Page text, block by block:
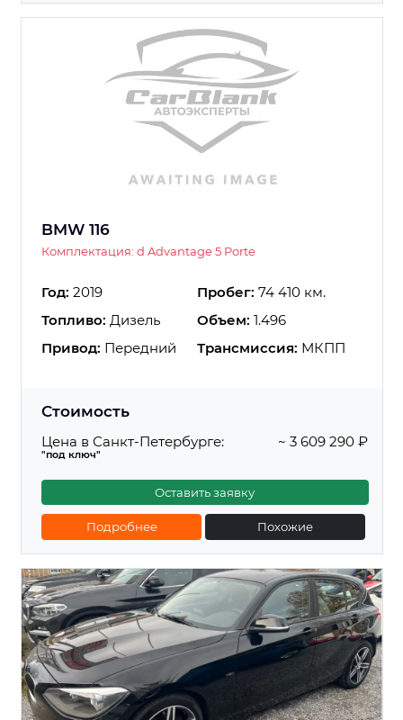
BMW 116
Комплектация: d Advantage 5 Porte
Год: 2019 Пробег: 74 410 км.
Топливо: Дизель Объем: 1.496
Привод: Передний Трансмиссия: МКПП
Стоимость
Цена в Санкт-Петербурге:
"под ключ"
~ 3 609 290 ₽
Оставить заявку
Подробнее Похожие